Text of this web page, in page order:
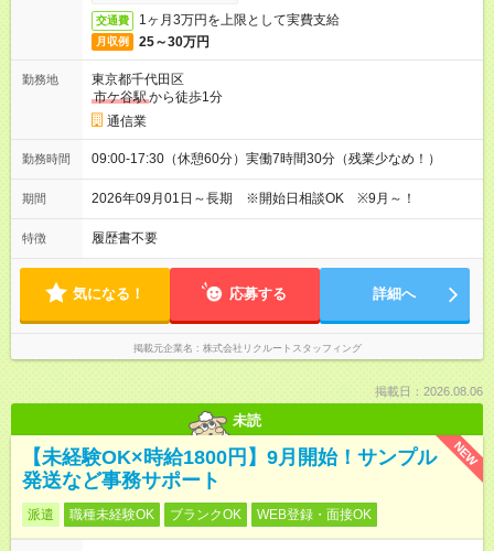
交通費 1ヶ月3万円を上限として実費支給
月収例 25～30万円
勤務地
東京都千代田区
市ケ谷駅から徒歩1分
通信業
勤務時間 09:00-17:30（休憩60分）実働7時間30分（残業少なめ！）
期間 2026年09月01日～長期 ※開始日相談OK ※9月～！
特徴 履歴書不要
気になる！ 応募する 詳細へ
掲載元企業名 株式会社リクルートスタッフィング
掲載日：2026.08.06
未読
NEW
【未経験OK×時給1800円】9月開始！サンプル
発送など事務サポート
派遣 職種未経験OK ブランクOK WEB登録・面接OK